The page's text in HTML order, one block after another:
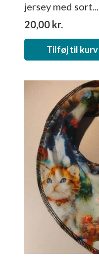
jersey med sort...
20,00 kr.
Tilføj til kurv